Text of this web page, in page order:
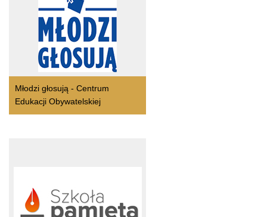
Młodzi głosują - Centrum
Edukacji Obywatelskiej